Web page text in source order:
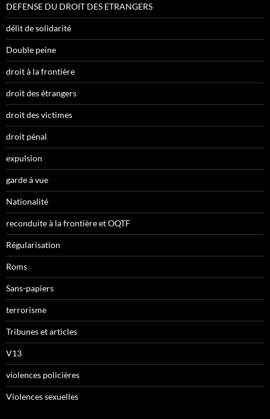
DEFENSE DU DROIT DES ETRANGERS
délit de solidarité
Double peine
droit à la frontière
droit des étrangers
droit des victimes
droit pénal
expulsion
garde à vue
Nationalité
reconduite à la frontière et OQTF
Régularisation
Roms
Sans-papiers
terrorisme
Tribunes et articles
V13
violences policières
Violences sexuelles